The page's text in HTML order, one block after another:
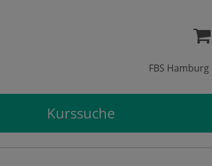
FBS Hamburg
Kurssuche